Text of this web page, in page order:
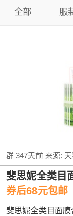
全部 服
群 347天前来源:
斐思妮全类目
券后68元包邮
斐思妮全类目面